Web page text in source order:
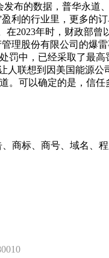
布的数据，普华永道
利的行业里，更多
在2023年时，财政部
理股份有限公司的爆
中，已经采取了最
联想到因美国能源
可以确定的是，信
商标、商号、域名、